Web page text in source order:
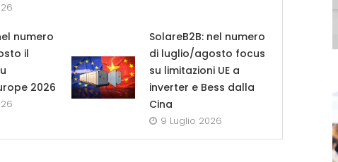
numero
il
2026
SolareB2B: nel numero
di luglio/agosto focus
su limitazioni UE a
inverter e Bess dalla
Cina
9 Luglio 2026